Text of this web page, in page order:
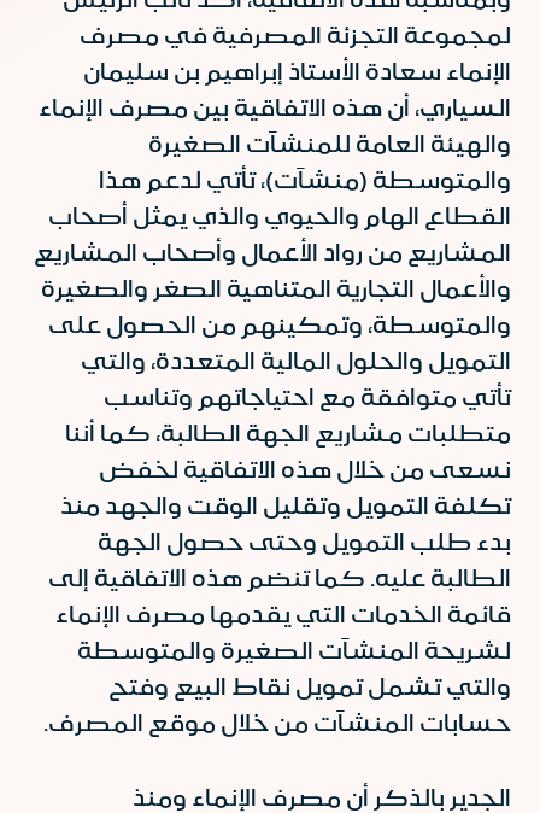
لمجموعة التجزئة المصرفية في مصرف
الإنماء سعادة الأستاذ إبراهيم بن سليمان
السياري، أن هذه الاتفاقية بين مصرف الإنماء
والهيئة العامة للمنشآت الصغيرة
والمتوسطة (منشآت)، تأتي لدعم هذا
القطاع الهام والحيوي والذي يمثل أصحاب
المشاريع من رواد الأعمال وأصحاب المشاريع
والأعمال التجارية المتناهية الصغر والصغيرة
والمتوسطة، وتمكينهم من الحصول على
التمويل والحلول المالية المتعددة، والتي
تأتي متوافقة مع احتياجاتهم وتناسب
متطلبات مشاريع الجهة الطالبة، كما أننا
نسعى من خلال هذه الاتفاقية لخفض
تكلفة التمويل وتقليل الوقت والجهد منذ
بدء طلب التمويل وحتى حصول الجهة
الطالبة عليه. كما تنضم هذه الاتفاقية إلى
قائمة الخدمات التي يقدمها مصرف الإنماء
لشريحة المنشآت الصغيرة والمتوسطة
والتي تشمل تمويل نقاط البيع وفتح
حسابات المنشآت من خلال موقع المصرف.
الجدير بالذكر أن مصرف الإنماء ومنذ